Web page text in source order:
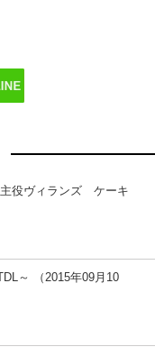
役ヴィランズ ケーキ
～ （2015年09月10